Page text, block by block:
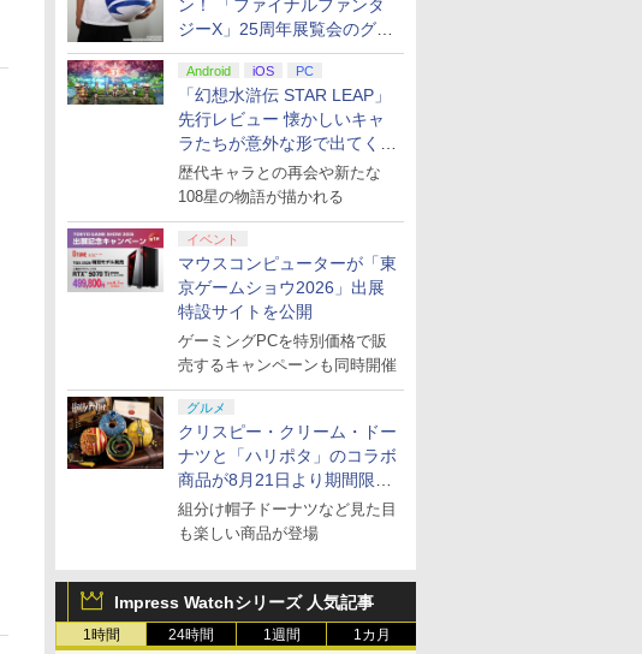
ン！ 「ファイナルファンタ
ジーX」25周年展覧会のグッ
ズ情報が公開
Android iOS PC
「幻想水滸伝 STAR LEAP」
先行レビュー 懐かしいキャ
ラたちが意外な形で出てくる
シリーズ完全新作！
歴代キャラとの再会や新たな
108星の物語が描かれる
イベント
マウスコンピューターが「東
京ゲームショウ2026」出展
特設サイトを公開
ゲーミングPCを特別価格で販
売するキャンペーンも同時開催
グルメ
クリスピー・クリーム・ドー
ナツと「ハリポタ」のコラボ
商品が8月21日より期間限定
で発売
組分け帽子ドーナツなど見た目
も楽しい商品が登場
Impress Watchシリーズ 人気記事
1時間 24時間 1週間 1カ月